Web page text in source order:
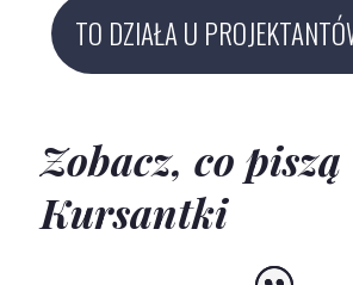
TO DZIAŁA U
Zobacz, co piszą
Kursantki